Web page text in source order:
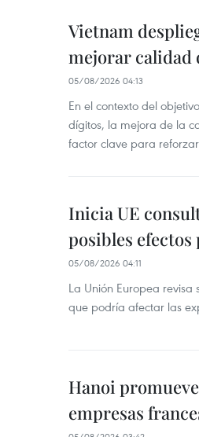
Vietnam
mejorar calidad
05/08/2026 04:13
En el contexto del
dígitos, la mejora de la
factor clave para
Inicia UE
posibles efectos
05/08/2026 04:11
La Unión Europea
que podría afectar las
Hanoi
empresas